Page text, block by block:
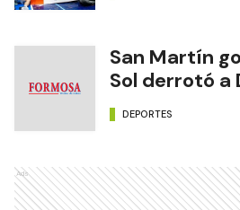
San Martín
Sol derrotó a
DEPORTES
Ads